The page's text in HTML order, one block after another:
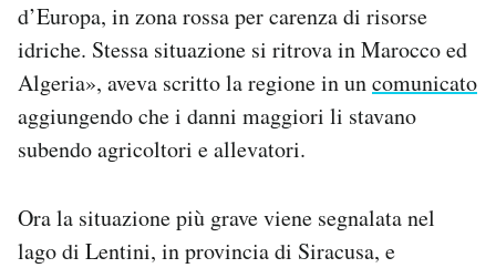
d’Europa, in zona rossa per carenza di risorse
idriche. Stessa situazione si ritrova in Marocco ed
Algeria», aveva scritto la regione in uncomunicato
aggiungendo che i danni maggiori li stavano
subendo agricoltori e allevatori.
Ora la situazione più grave viene segnalata nel
lago di Lentini, in provincia di Siracusa, e